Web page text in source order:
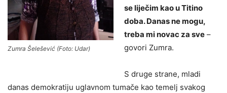
Zumra Šelešević (Foto: Udar)
se liječim kao u Titino
doba. Danas ne mogu,
treba mi novac za sve –
govori Zumra.
S druge strane, mladi
danas demokratiju uglavnom tumače kao temelj svakog